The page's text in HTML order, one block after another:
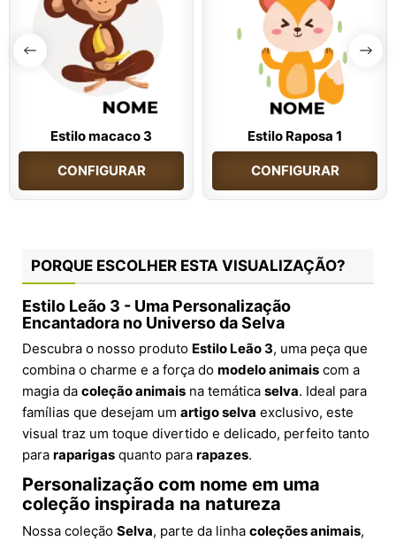
Estilo macaco 3
CONFIGURAR
Estilo Raposa 1
CONFIGURAR
PORQUE ESCOLHER ESTA VISUALIZAÇÃO?
Estilo Leão 3 - Uma Personalização
Encantadora no Universo da Selva
Descubra o nosso produto Estilo Leão 3, uma peça que
combina o charme e a força do modelo animais com a
magia da coleção animais na temática selva. Ideal para
famílias que desejam um artigo selva exclusivo, este
visual traz um toque divertido e delicado, perfeito tanto
para raparigas quanto para rapazes.
Personalização com nome em uma
coleção inspirada na natureza
Nossa coleção Selva, parte da linha coleções animais,